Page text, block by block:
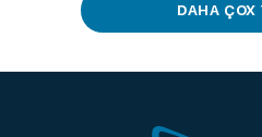
DAHA ÇOX